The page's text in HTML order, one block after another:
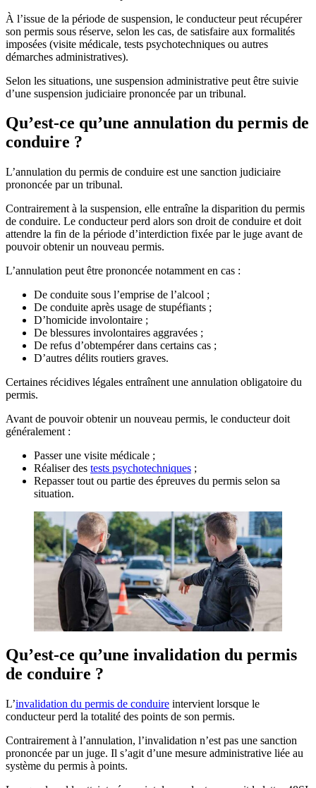
À l’issue de la période de suspension, le conducteur peut récupérer
son permis sous réserve, selon les cas, de satisfaire aux formalités
imposées (visite médicale, tests psychotechniques ou autres
démarches administratives).
Selon les situations, une suspension administrative peut être suivie
d’une suspension judiciaire prononcée par un tribunal.
Qu’est-ce qu’une annulation du permis de
conduire ?
L’annulation du permis de conduire est une sanction judiciaire
prononcée par un tribunal.
Contrairement à la suspension, elle entraîne la disparition du permis
de conduire. Le conducteur perd alors son droit de conduire et doit
attendre la fin de la période d’interdiction fixée par le juge avant de
pouvoir obtenir un nouveau permis.
L’annulation peut être prononcée notamment en cas :
De conduite sous l’emprise de l’alcool ;
De conduite après usage de stupéfiants ;
D’homicide involontaire ;
De blessures involontaires aggravées ;
De refus d’obtempérer dans certains cas ;
D’autres délits routiers graves.
Certaines récidives légales entraînent une annulation obligatoire du
permis.
Avant de pouvoir obtenir un nouveau permis, le conducteur doit
généralement :
Passer une visite médicale ;
Réaliser des tests psychotechniques ;
Repasser tout ou partie des épreuves du permis selon sa
situation.
Qu’est-ce qu’une invalidation du permis
de conduire ?
L’invalidation du permis de conduire intervient lorsque le
conducteur perd la totalité des points de son permis.
Contrairement à l’annulation, l’invalidation n’est pas une sanction
prononcée par un juge. Il s’agit d’une mesure administrative liée au
système du permis à points.